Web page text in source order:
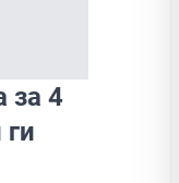
за 4